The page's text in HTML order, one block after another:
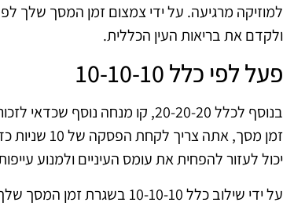
למוזיקה מרגיעה. על ידי צמצום זמן המסך שלך
ולקדם את בריאות העין הכללית.
פעל לפי כלל 10-10-10
יכול לעזור להפחית את עומס העיניים ולמנוע עייפות
על ידי שילוב כלל 10-10-10